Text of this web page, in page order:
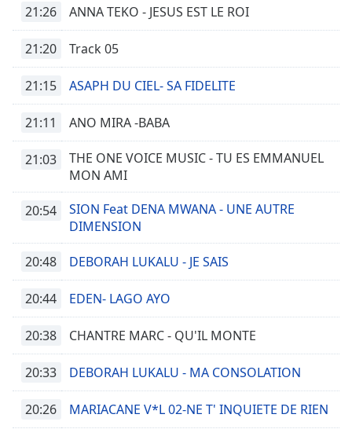
Color
Opacity
Background
Color
Opacity
Caption
Area
Color
Opacity
Font
21:26 ANNA TEKO - JESUS EST LE ROI
21:20 Track 05
21:15 ASAPH DU CIEL- SA FIDELITE
21:11 ANO MIRA -BABA
21:03
THE ONE VOICE MUSIC - TU ES EMMANUEL
MON AMI
20:54
SION Feat DENA MWANA - UNE AUTRE
DIMENSION
20:48 DEBORAH LUKALU - JE SAIS
20:44 EDEN- LAGO AYO
20:38 CHANTRE MARC - QU'IL MONTE
20:33 DEBORAH LUKALU - MA CONSOLATION
20:26 MARIACANE V*L 02-NE T' INQUIETE DE RIEN